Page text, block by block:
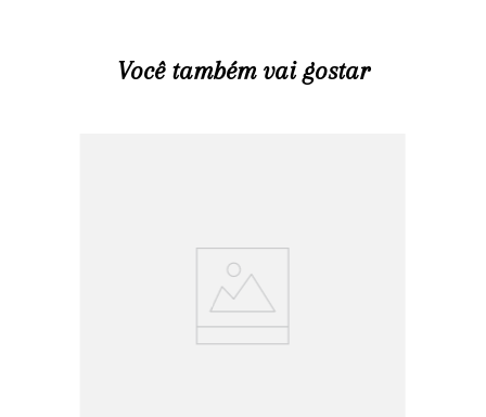
Você também vai gostar